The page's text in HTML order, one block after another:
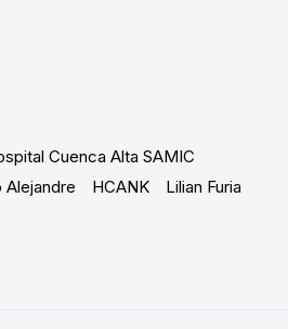
Cuenca Alta SAMIC
Alejandre HCANK Lilian Furia